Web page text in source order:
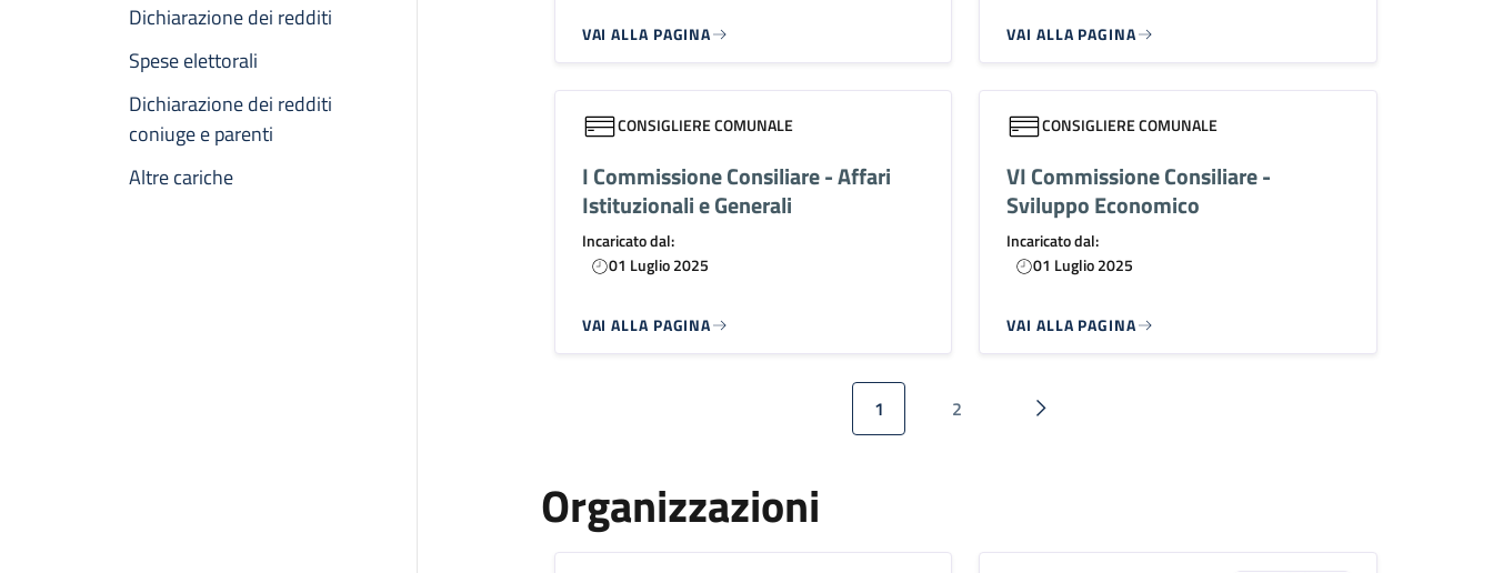
Dichiarazione dei redditi
Spese elettorali
Dichiarazione dei redditi
coniuge e parenti
Altre cariche
VAI ALLA PAGINA VAI ALLA PAGINA
CONSIGLIERE COMUNALE
I Commissione Consiliare - Affari
Istituzionali e Generali
Incaricato dal:
01 Luglio 2025
VAI ALLA PAGINA
CONSIGLIERE COMUNALE
VI Commissione Consiliare -
Sviluppo Economico
Incaricato dal:
01 Luglio 2025
VAI ALLA PAGINA
Pagina attuale
1 Pagina
2 Pagina successiva
Organizzazioni